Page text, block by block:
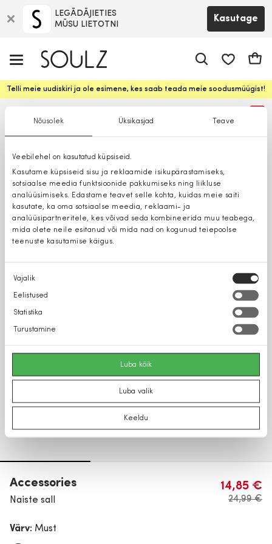
Nõusolek Üksikasjad Teave
Veebilehel on kasutatud küpsiseid.
Kasutame küpsiseid sisu ja reklaamide isikupärastamiseks,
sotsiaalse meedia funktsioonide pakkumiseks ning liikluse
analüüsimiseks. Edastame teavet selle kohta, kuidas meie saiti
kasutate, ka oma sotsiaalse meedia, reklaami- ja
analüüsipartneritele, kes võivad seda kombineerida muu teabega,
mida olete neile esitanud või mida nad on kogunud teiepoolse
teenuste kasutamise käigus.
Nõusoleku
valik
Vajalik
Eelistused
Statistika
Turustamine
Luba kõik
Luba valik
Keeldu
LEGĀDĀJIETIES
MŪSU LIETOTNI
Kasutage
Telli meie uudiskiri ja ole esimene, kes saab teada meie soodusmüügist!
Accessories
Naiste sall
14,85 €
24,99 €
Värv: Must